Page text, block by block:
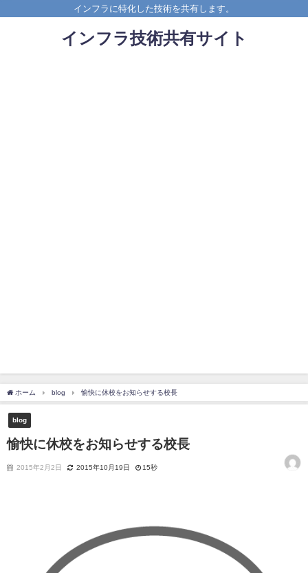
インフラに特化した技術を共有します。
インフラ技術共有サイト
ホーム blog 愉快に休校をお知らせする校長
blog
愉快に休校をお知らせする校長
2015年2月2日 2015年10月19日 15秒